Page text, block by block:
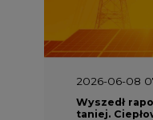
2026-06-08
Wyszedł
taniej.